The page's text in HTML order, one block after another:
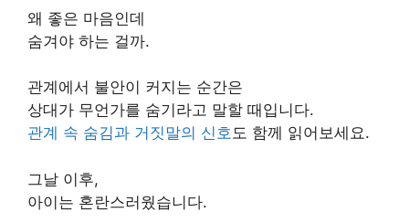
왜 좋은 마음인데
숨겨야 하는 걸까.
관계에서 불안이 커지는 순간은
상대가 무언가를 숨기라고 말할 때입니다.
관계 속 숨김과 거짓말의 신호도 함께 읽어보세요.
그날 이후,
아이는 혼란스러웠습니다.